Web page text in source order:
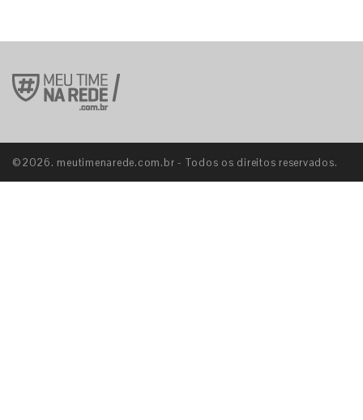
©2026. meutimenarede.com.br - Todos os direitos reservados.